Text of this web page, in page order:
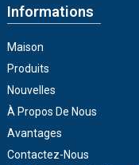
Informations
Maison
Produits
Nouvelles
À Propos De Nous
Avantages
Contactez-Nous